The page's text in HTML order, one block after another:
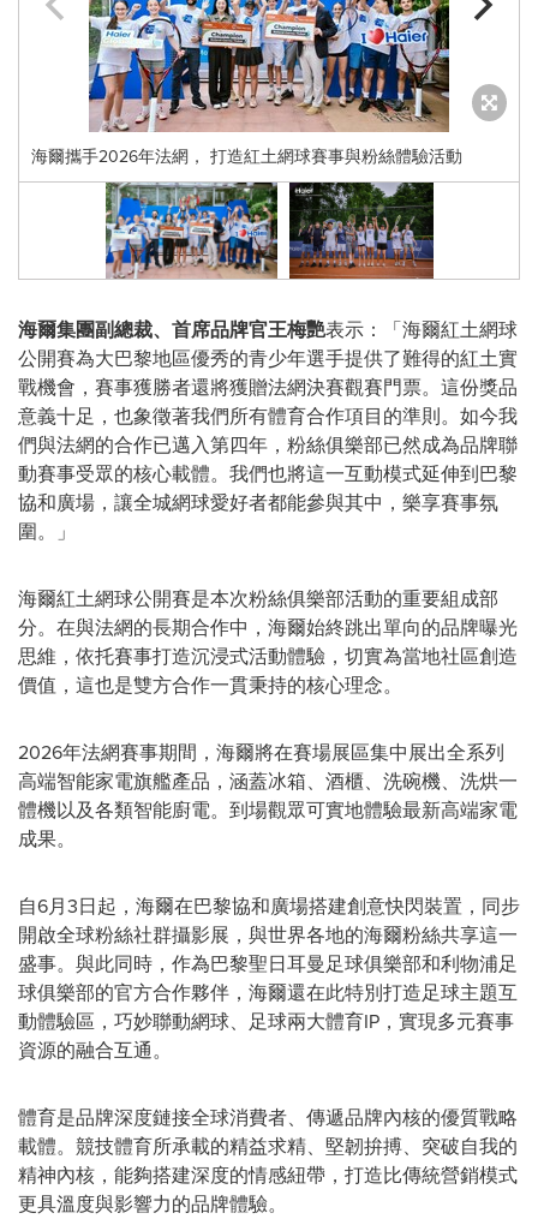
海爾攜手2026年法網， 打造紅土網球賽事與粉絲體驗活動
海爾集團副總裁、 首席品牌官王梅艷表示：「海爾紅土網球
公開賽為大巴黎地區優秀的青少年選手提供了難得的紅土實
戰機會，賽事獲勝者還將獲贈法網決賽觀賽門票。這份獎品
意義十足，也象徵著我們所有體育合作項目的準則。如今我
們與法網的合作已邁入第四年，粉絲俱樂部已然成為品牌聯
動賽事受眾的核心載體。我們也將這一互動模式延伸到巴黎
協和廣場，讓全城網球愛好者都能參與其中，樂享賽事氛
圍。」
海爾紅土網球公開賽是本次粉絲俱樂部活動的重要組成部
分。在與法網的長期合作中，海爾始終跳出單向的品牌曝光
思維，依托賽事打造沉浸式活動體驗，切實為當地社區創造
價值，這也是雙方合作一貫秉持的核心理念。
2026年法網賽事期間，海爾將在賽場展區集中展出全系列
高端智能家電旗艦產品，涵蓋冰箱、酒櫃、洗碗機、洗烘一
體機以及各類智能廚電。到場觀眾可實地體驗最新高端家電
成果。
自6月3日起，海爾在巴黎協和廣場搭建創意快閃裝置，同步
開啟全球粉絲社群攝影展，與世界各地的海爾粉絲共享這一
盛事。與此同時，作為巴黎聖日耳曼足球俱樂部和利物浦足
球俱樂部的官方合作夥伴，海爾還在此特別打造足球主題互
動體驗區，巧妙聯動網球、足球兩大體育IP，實現多元賽事
資源的融合互通。
體育是品牌深度鏈接全球消費者、傳遞品牌內核的優質戰略
載體。競技體育所承載的精益求精、堅韌拚搏、突破自我的
精神內核，能夠搭建深度的情感紐帶，打造比傳統營銷模式
更具溫度與影響力的品牌體驗。